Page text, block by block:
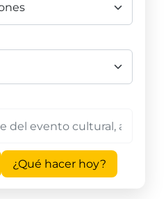
¿Qué hacer hoy?